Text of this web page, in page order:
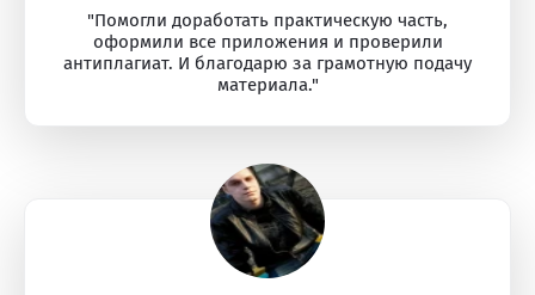
"Помогли доработать практическую часть,
оформили все приложения и проверили
антиплагиат. И благодарю за грамотную подачу
материала."